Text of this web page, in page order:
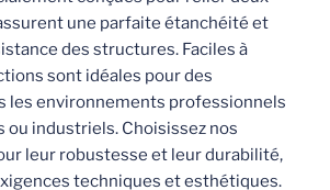
une parfaite étanchéité et
des structures. Faciles à
sont idéales pour des
les environnements professionnels
ou industriels. Choisissez nos
leur robustesse et leur durabilité,
techniques et esthétiques.